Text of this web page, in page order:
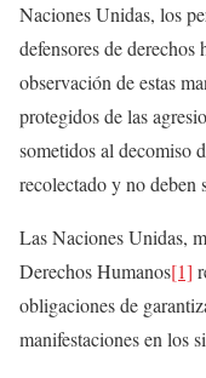
Naciones Unidas, los
defensores de
observación de estas
protegidos de las
sometidos al decomiso
recolectado y no deben
Las Naciones Unidas,
Derechos Humanos[1]
obligaciones de
manifestaciones en los